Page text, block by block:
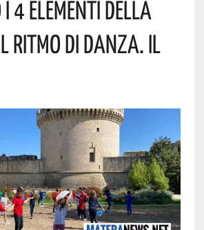
4 Elementi Della
Di Danza. Il